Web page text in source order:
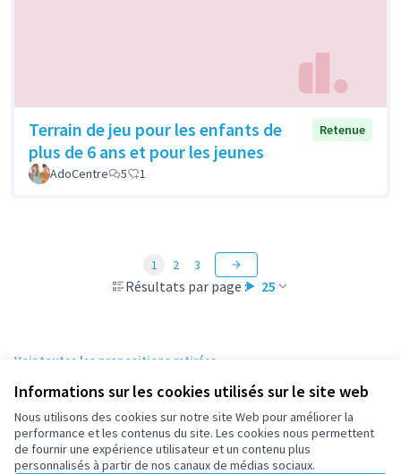
Informations sur les cookies utilisés sur le site web
Nous utilisons des cookies sur notre site Web pour améliorer la
performance et les contenus du site. Les cookies nous permettent
de fournir une expérience utilisateur et un contenu plus
personnalisés à partir de nos canaux de médias sociaux.
Terrain de jeu pour les enfants de
plus de 6 ans et pour les jeunes
Retenue
AdoCentre 5 1
Résultats par page : 25
1 2 3
Voir toutes les propositions retirées
Conditions d'utilisation
Paramètres des cookies
participez.nanterre.fr sur X
participez.nanterre.fr sur Facebook
participez.nanterre.fr sur Instagram
participez.nanterre.fr sur YouTube
participez.nanterre.fr sur GitHub